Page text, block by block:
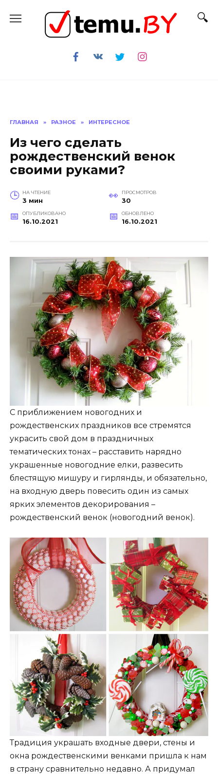
содержанию
ГЛАВНАЯ » РАЗНОЕ » ИНТЕРЕСНОЕ
Из чего сделать
рождественский венок
своими руками?
НА ЧТЕНИЕ
3 мин
ПРОСМОТРОВ
30
ОПУБЛИКОВАНО
16.10.2021
ОБНОВЛЕНО
16.10.2021
С приближением новогодних и
рождественских праздников все стремятся
украсить свой дом в праздничных
тематических тонах – расставить нарядно
украшенные новогодние елки, развесить
блестящую мишуру и гирлянды, и обязательно,
на входную дверь повесить один из самых
ярких элементов декорирования –
рождественский венок (новогодний венок).
Традиция украшать входные двери, стены и
окна рождественскими венками пришла к нам
в страну сравнительно недавно. А придумал